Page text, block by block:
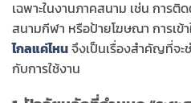
เฉพาะในงานภาคสนาม เช่น การ
สนามกีฬา หรือป้ายโฆษณา การเข้า
ไกลแค่ไหนจึงเป็นเรื่องสำคัญที่จะ
กับการใช้งาน